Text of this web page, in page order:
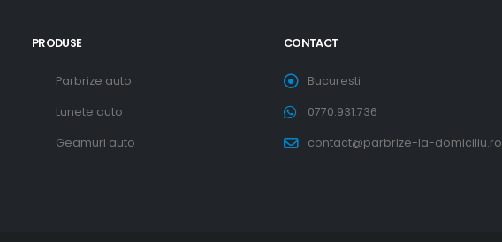
PRODUSE
Parbrize auto
Lunete auto
Geamuri auto
CONTACT
Bucuresti
0770.931.736
contact@parbrize-la-domiciliu.ro